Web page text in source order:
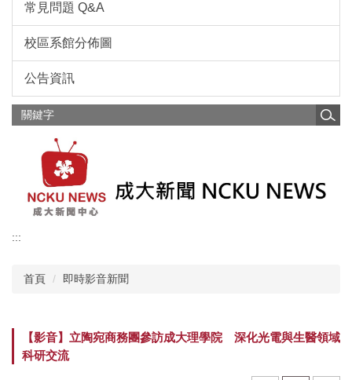
常見問題 Q&A
校區系館分佈圖
公告資訊
:::
首頁 即時影音新聞
【影音】立陶宛商務團參訪成大理學院 深化光電與生醫領域
科研交流